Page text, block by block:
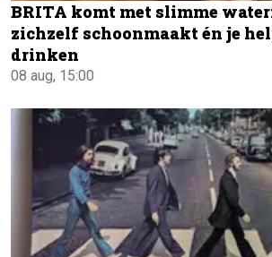
BRITA komt met slimme
zichzelf schoonmaakt én je
drinken
08 aug, 15:00